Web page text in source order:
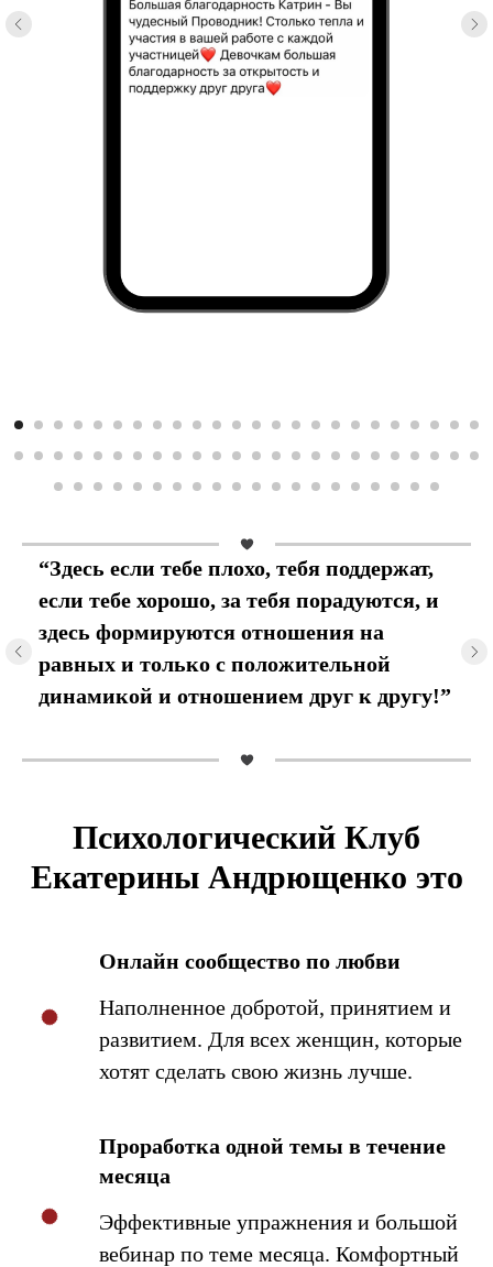
“Здесь если тебе плохо, тебя поддержат,
если тебе хорошо, за тебя порадуются, и
здесь формируются отношения на
равных и только с положительной
динамикой и отношением друг к другу!”
Психологический Клуб
Екатерины Андрющенко это
Онлайн сообщество по любви
Наполненное добротой, принятием и
развитием. Для всех женщин, которые
хотят сделать свою жизнь лучше.
Проработка одной темы в течение
месяца
Эффективные упражнения и большой
вебинар по теме месяца. Комфортный